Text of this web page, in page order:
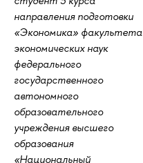
направления подготовки
«Экономика» факультета
экономических наук
федерального
государственного
автономного
образовательного
учреждения высшего
образования
«Национальный